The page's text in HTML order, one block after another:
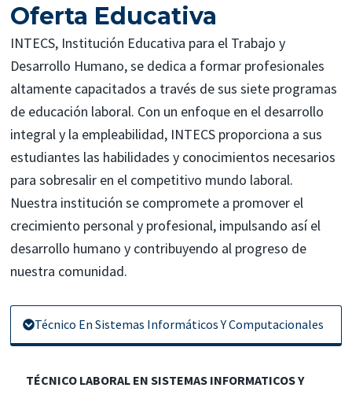
Oferta Educativa
INTECS, Institución Educativa para el Trabajo y
Desarrollo Humano, se dedica a formar profesionales
altamente capacitados a través de sus siete programas
de educación laboral. Con un enfoque en el desarrollo
integral y la empleabilidad, INTECS proporciona a sus
estudiantes las habilidades y conocimientos necesarios
para sobresalir en el competitivo mundo laboral.
Nuestra institución se compromete a promover el
crecimiento personal y profesional, impulsando así el
desarrollo humano y contribuyendo al progreso de
nuestra comunidad.
Técnico En Sistemas Informáticos Y Computacionales
TÉCNICO LABORAL EN SISTEMAS INFORMATICOS Y